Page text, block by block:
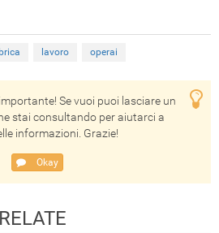
lavoro operai
Se vuoi puoi lasciare un
stai consultando per aiutarci a
informazioni. Grazie!
Okay